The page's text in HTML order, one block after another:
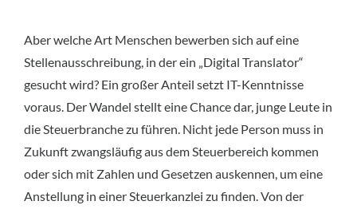
Aber welche Art Menschen bewerben sich auf eine
Stellenausschreibung, in der ein „Digital Translator“
gesucht wird? Ein großer Anteil setzt IT-Kenntnisse
voraus. Der Wandel stellt eine Chance dar, junge Leute in
die Steuerbranche zu führen. Nicht jede Person muss in
Zukunft zwangsläufig aus dem Steuerbereich kommen
oder sich mit Zahlen und Gesetzen auskennen, um eine
Anstellung in einer Steuerkanzlei zu finden. Von der